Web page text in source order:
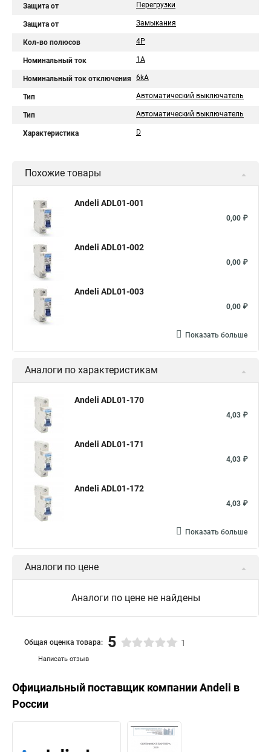
Защита от Перегрузки
Защита от Замыкания
Кол-во полюсов 4P
Номинальный ток 1A
Номинальный ток отключения 6kA
Тип Автоматический выключатель
Тип Автоматический выключатель
Характеристика D
Похожие товары
Andeli ADL01-001
0,00 ₽
Andeli ADL01-002
0,00 ₽
Andeli ADL01-003
0,00 ₽
Показать больше
Аналоги по характеристикам
Andeli ADL01-170
4,03 ₽
Andeli ADL01-171
4,03 ₽
Andeli ADL01-172
4,03 ₽
Показать больше
Аналоги по цене
Аналоги по цене не найдены
Написать отзыв
Общая оценка товара: 5 1
Официальный поставщик компанииAndeli в
России